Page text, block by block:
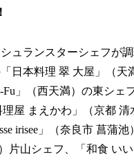
ュランスターシェフが
日本料理 翠 大屋」（
」（西天満）の東シェ
屋 まえかわ」（京都
irisee」（奈良市 菖蒲
片山シェフ、「和食 い